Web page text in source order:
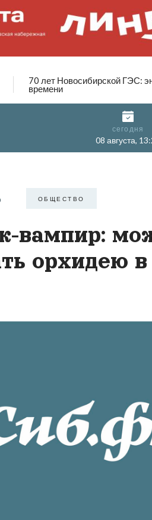
70 лет Новосибирской ГЭС:
времени
сегодня
08 августа,
ОБЩЕСТВО
вампир:
орхидею